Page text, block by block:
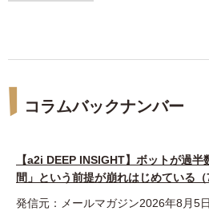
コラムバックナンバー
【a2i DEEP INSIGHT】ボットが過
間」という前提が崩れはじめている（
発信元：メールマガジン2026年8月5